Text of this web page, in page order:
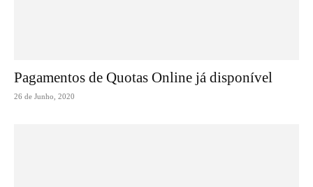
Pagamentos de Quotas Online já disponível
26 de Junho, 2020